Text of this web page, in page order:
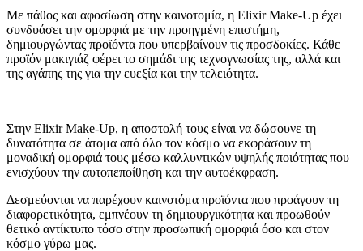
Με πάθος και αφοσίωση στην καινοτομία, η Elixir Make-Up έχει
συνδυάσει την ομορφιά με την προηγμένη επιστήμη,
δημιουργώντας προϊόντα που υπερβαίνουν τις προσδοκίες. Κάθε
προϊόν μακιγιάζ φέρει το σημάδι της τεχνογνωσίας της, αλλά και
της αγάπης της για την ευεξία και την τελειότητα.
Στην Elixir Make-Up, η αποστολή τους είναι να δώσουνε τη
δυνατότητα σε άτομα από όλο τον κόσμο να εκφράσουν τη
μοναδική ομορφιά τους μέσω καλλυντικών υψηλής ποιότητας που
ενισχύουν την αυτοπεποίθηση και την αυτοέκφραση.
Δεσμεύονται να παρέχουν καινοτόμα προϊόντα που προάγουν τη
διαφορετικότητα, εμπνέουν τη δημιουργικότητα και προωθούν
θετικό αντίκτυπο τόσο στην προσωπική ομορφιά όσο και στον
κόσμο γύρω μας.